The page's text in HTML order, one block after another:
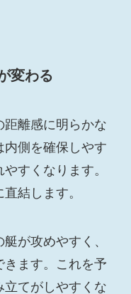
変わる
離感に明らかな
内側を確保しやす
すくなります。
結します。
が攻めやすく、
きます。これを予
てがしやすくな